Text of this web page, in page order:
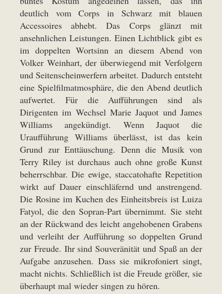
deutlich vom Corps in Schwarz mit blauen
Accessoires abhebt. Das Corps glänzt mit
ansehnlichen Leistungen. Einen Lichtblick gibt es
im doppelten Wortsinn an diesem Abend von
Volker Weinhart, der überwiegend mit Verfolgern
und Seitenscheinwerfern arbeitet. Dadurch entsteht
eine Spielfilmatmosphäre, die den Abend deutlich
aufwertet. Für die Aufführungen sind als
Dirigenten im Wechsel Marie Jaquot und James
Williams angekündigt. Wenn Jaquot die
Uraufführung Williams überlässt, ist das kein
Grund zur Enttäuschung. Denn die Musik von
Terry Riley ist durchaus auch ohne große Kunst
beherrschbar. Die ewige, staccatohafte Repetition
wirkt auf Dauer einschläfernd und anstrengend.
Die Rosine im Kuchen des Einheitsbreis ist Luiza
Fatyol, die den Sopran-Part übernimmt. Sie steht
an der Rückwand des leicht angehobenen Grabens
und verleiht der Aufführung so doppelten Grund
zur Freude. Ihr sind Souveränität und Spaß an der
Aufgabe anzusehen. Dass sie mikrofoniert singt,
macht nichts. Schließlich ist die Freude größer, sie
überhaupt mal wieder singen zu hören.